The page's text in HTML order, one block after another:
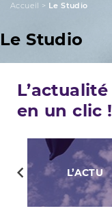
Accueil > Le Studio
Le Studio
en un clic !
L’ACTU